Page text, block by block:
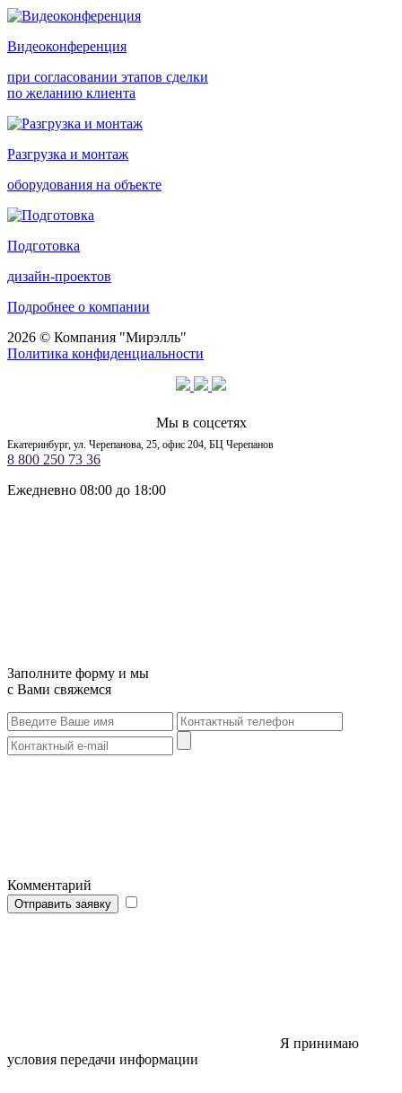
Видеоконференция
при согласовании этапов сделки
по желанию клиента
Разгрузка и монтаж
оборудования на объекте
Подготовка
дизайн-проектов
Подробнее о компании
2026 © Компания "Мирэлль"
Политика конфиденциальности
Мы в соцсетях
Екатеринбург, ул. Черепанова, 25, офис 204, БЦ Черепанов
8 800 250 73 36
Ежедневно 08:00 до 18:00
Заполните форму и мы
с Вами свяжемся
Комментарий
Отправить заявку
Я принимаю
условия передачи информации